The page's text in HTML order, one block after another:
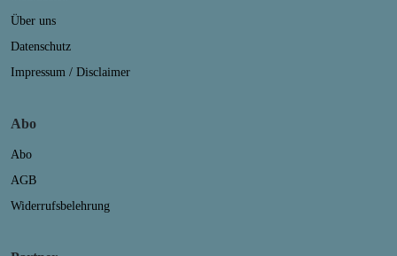
Über uns
Datenschutz
Impressum / Disclaimer
Abo
Abo
AGB
Widerrufsbelehrung